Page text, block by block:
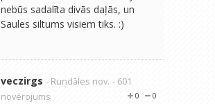
nebūs sadalīta divās daļās, un
Saules siltums visiem tiks. :)
veczirgs - Rundāles nov. - 601
novērojums
0
0